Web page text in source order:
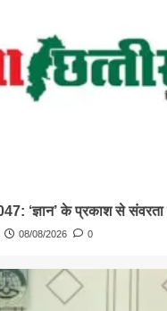
‘ज्ञान’ के प्रकाश से संवरता
08/08/2026 0